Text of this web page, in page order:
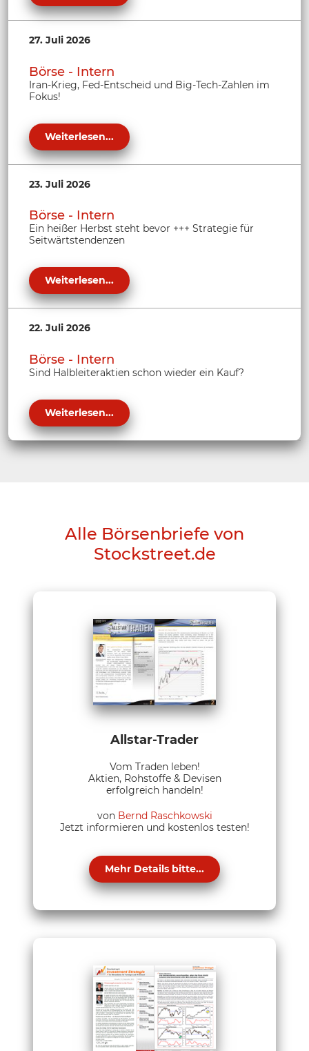
27. Juli 2026
Börse - Intern
Iran-Krieg, Fed-Entscheid und Big-Tech-Zahlen im
Fokus!
Weiterlesen...
23. Juli 2026
Börse - Intern
Ein heißer Herbst steht bevor +++ Strategie für
Seitwärtstendenzen
Weiterlesen...
22. Juli 2026
Börse - Intern
Sind Halbleiteraktien schon wieder ein Kauf?
Weiterlesen...
Alle Börsenbriefe von
Stockstreet.de
Allstar-Trader
Vom Traden leben!
Aktien, Rohstoffe & Devisen
erfolgreich handeln!
von Bernd Raschkowski
Jetzt informieren und kostenlos testen!
Mehr Details bitte...